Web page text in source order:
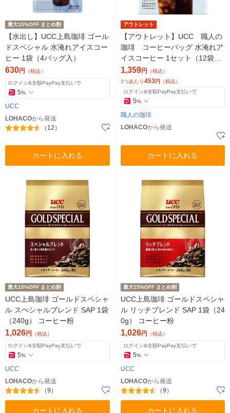
最大15%OFF まとめ割
【水出し】UCC上島珈琲 ゴール
ドスペシャル 水淹れアイスコー
ヒー 1袋（4バッグ入）
630円 （税込）
ログイン&全額PayPay支払いで
5%
UCC
LOHACOから発送
（12）
カートに入れる
アウトレット
【アウトレット】UCC 職人の
珈琲 コーヒーバッグ 水淹れア
イスコーヒー 1セット（12袋入
×3パック）
1,359円 （税込）
1つあたり453円 （税込）
ログイン&全額PayPay支払いで
5%
職人の珈琲
LOHACOから発送
カートに入れる
最大15%OFF まとめ割
UCC上島珈琲 ゴールドスペシャ
ル スぺシャルブレンド SAP 1袋
（240g） コーヒー粉
1,026円 （税込）
ログイン&全額PayPay支払いで
5%
UCC
LOHACOから発送
（9）
カートに入れる
最大15%OFF まとめ割
UCC上島珈琲 ゴールドスペシャ
ル リッチブレンド SAP 1袋（24
0g） コーヒー粉
1,026円 （税込）
ログイン&全額PayPay支払いで
5%
UCC
LOHACOから発送
（9）
カートに入れる